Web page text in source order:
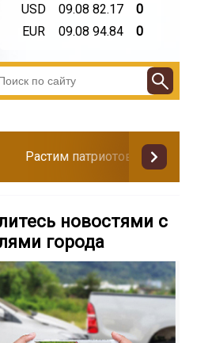
USD
09.08 82.17
0
EUR
09.08 94.84 0
Растим патриотов
новостями с
города